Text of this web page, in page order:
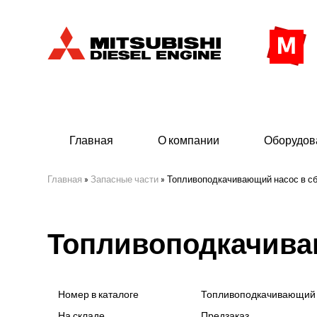
Главная О компании
- Индустриального исполнения
- ДГУ
-
(380
Главная » Запасные части » Топливоподкачивающий насос в
Номер в каталоге
Топливоподкачивающий